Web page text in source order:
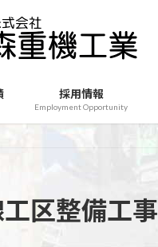
採用情報
Employment Opportunity
区整備工事